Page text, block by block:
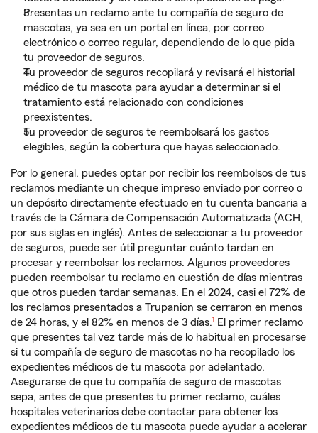
Presentas un reclamo ante tu compañía de seguro de
mascotas, ya sea en un portal en línea, por correo
electrónico o correo regular, dependiendo de lo que pida
tu proveedor de seguros.
Tu proveedor de seguros recopilará y revisará el historial
médico de tu mascota para ayudar a determinar si el
tratamiento está relacionado con condiciones
preexistentes.
Tu proveedor de seguros te reembolsará los gastos
elegibles, según la cobertura que hayas seleccionado.
Por lo general, puedes optar por recibir los reembolsos de tus
reclamos mediante un cheque impreso enviado por correo o
un depósito directamente efectuado en tu cuenta bancaria a
través de la Cámara de Compensación Automatizada (ACH,
por sus siglas en inglés). Antes de seleccionar a tu proveedor
de seguros, puede ser útil preguntar cuánto tardan en
procesar y reembolsar los reclamos. Algunos proveedores
pueden reembolsar tu reclamo en cuestión de días mientras
que otros pueden tardar semanas. En el 2024, casi el 72% de
los reclamos presentados a Trupanion se cerraron en menos
de 24 horas, y el 82% en menos de 3 días.
nota de pie de página
1
El primer reclamo
que presentes tal vez tarde más de lo habitual en procesarse
si tu compañía de seguro de mascotas no ha recopilado los
expedientes médicos de tu mascota por adelantado.
Asegurarse de que tu compañía de seguro de mascotas
sepa, antes de que presentes tu primer reclamo, cuáles
hospitales veterinarios debe contactar para obtener los
expedientes médicos de tu mascota puede ayudar a acelerar